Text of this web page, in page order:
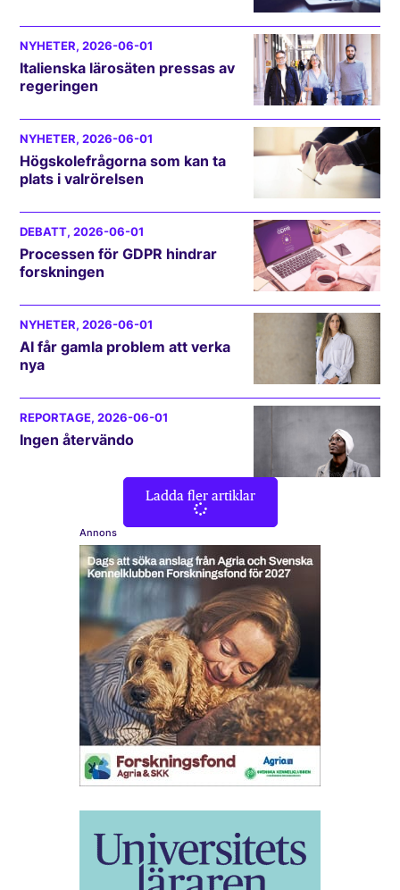
NYHETER, 2026-06-01
Italienska lärosäten pressas av
regeringen
NYHETER, 2026-06-01
Högskolefrågorna som kan ta
plats i valrörelsen
DEBATT, 2026-06-01
Processen för GDPR hindrar
forskningen
NYHETER, 2026-06-01
AI får gamla problem att verka
nya
REPORTAGE, 2026-06-01
Ingen återvändo
Ladda fler artiklar
Annons